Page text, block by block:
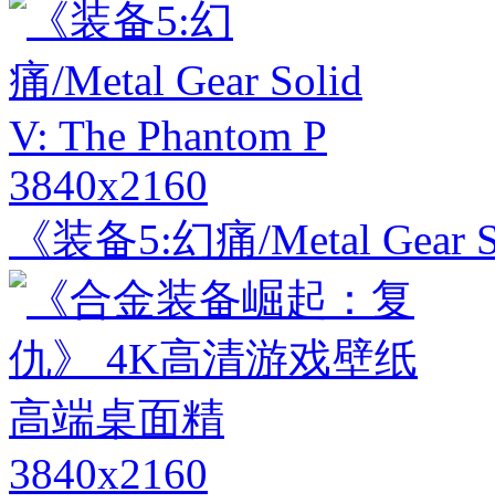
3840x2160
《装备5:幻痛/Metal Gear
3840x2160